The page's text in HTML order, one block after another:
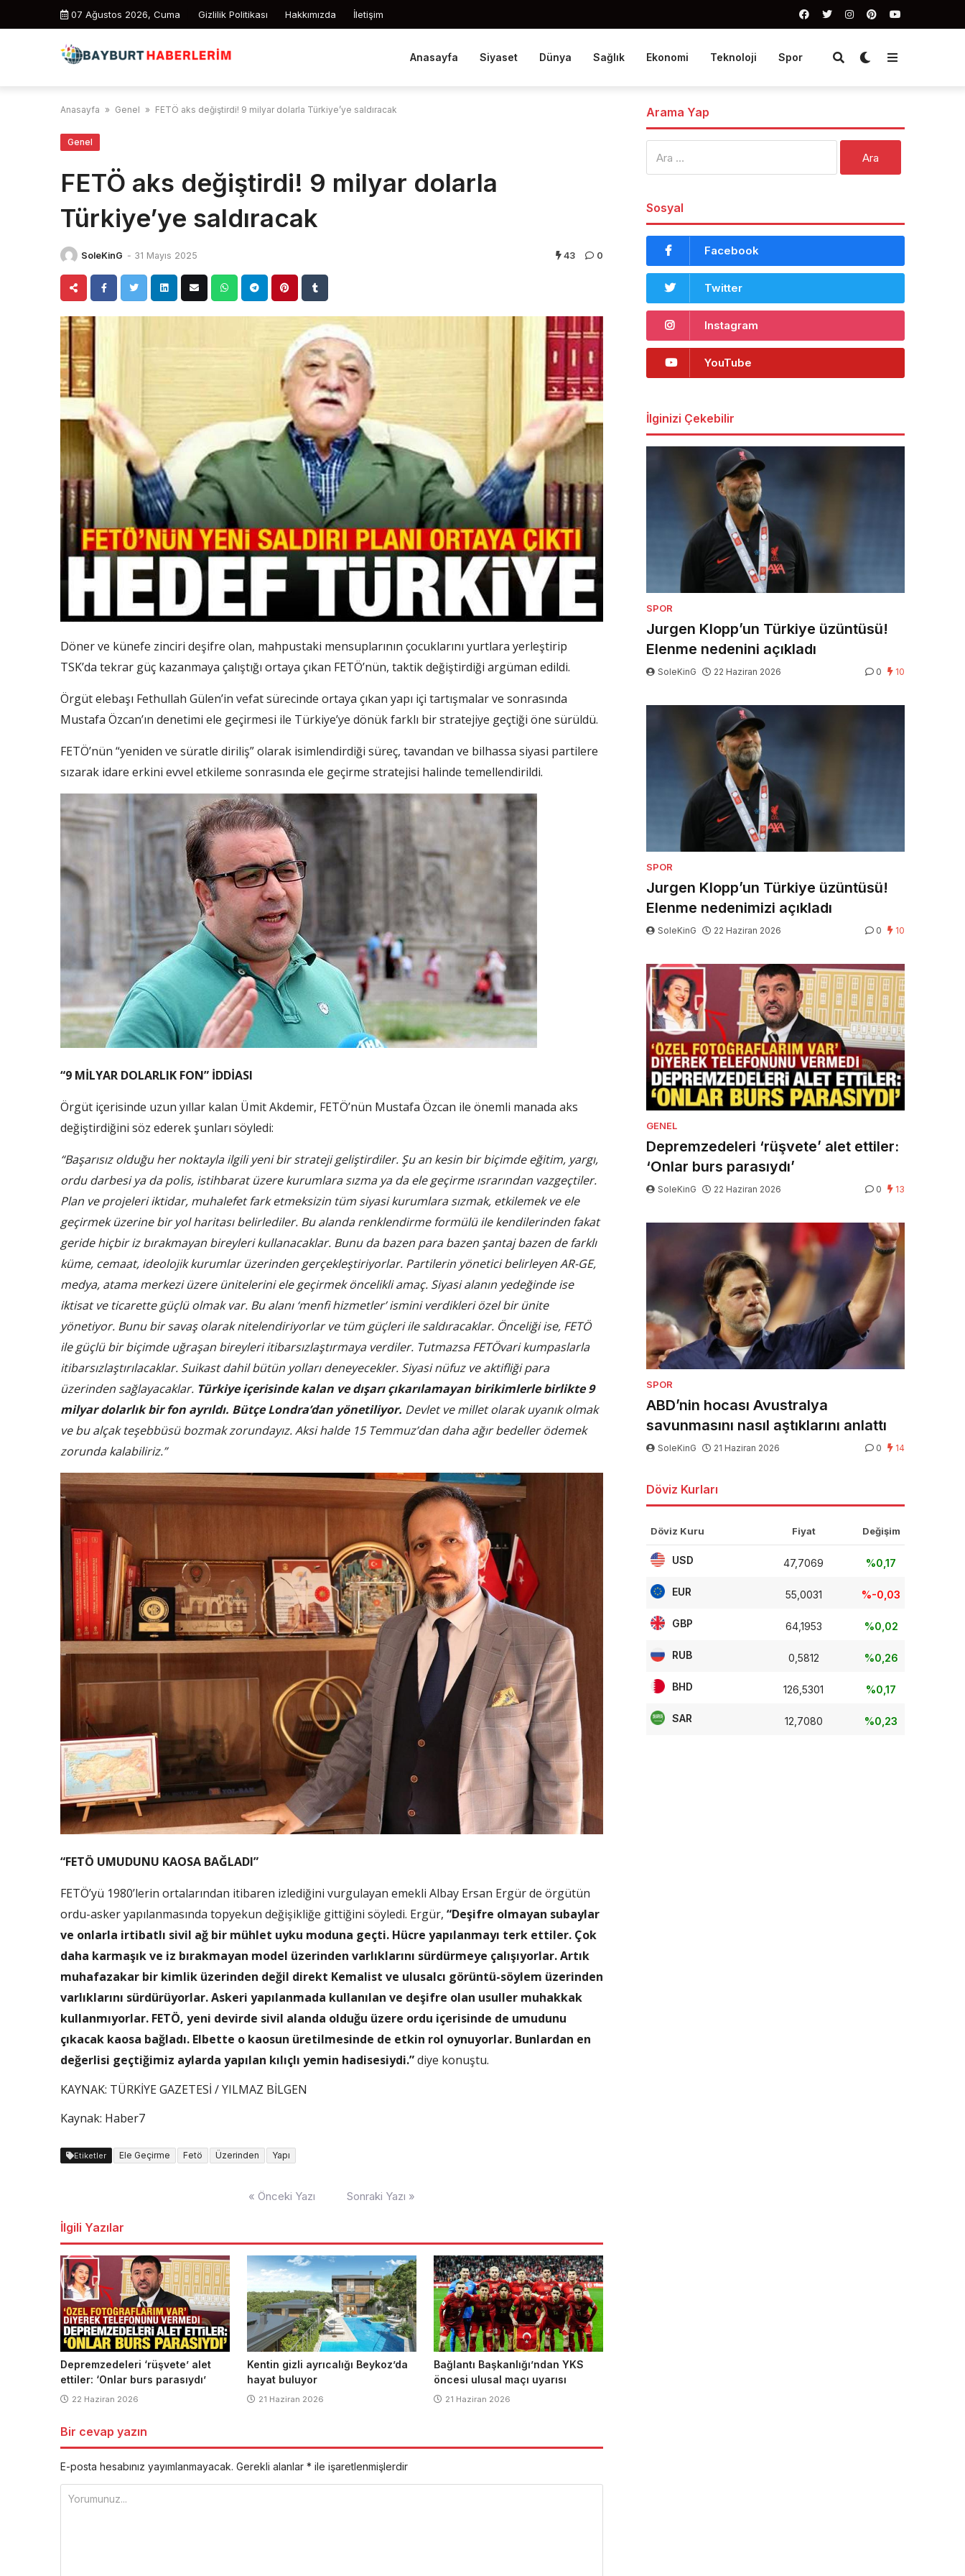
07 Ağustos 2026, Cuma Gizlilik Politikası Hakkımızda İletişim
Anasayfa Siyaset Dünya Sağlık Ekonomi Teknoloji Spor
Anasayfa » Genel » FETÖ aks değiştirdi! 9 milyar dolarla Türkiye’ye saldıracak
Genel
FETÖ aks değiştirdi! 9 milyar dolarla
Türkiye’ye saldıracak
SoleKinG - 31 Mayıs 2025 43 0
Döner ve künefe zinciri deşifre olan, mahpustaki mensuplarının çocuklarını yurtlara yerleştirip
TSK’da tekrar güç kazanmaya çalıştığı ortaya çıkan FETÖ’nün, taktik değiştirdiği argüman edildi.
Örgüt elebaşı Fethullah Gülen’in vefat sürecinde ortaya çıkan yapı içi tartışmalar ve sonrasında
Mustafa Özcan’ın denetimi ele geçirmesi ile Türkiye’ye dönük farklı bir stratejiye geçtiği öne sürüldü.
FETÖ’nün “yeniden ve süratle diriliş” olarak isimlendirdiği süreç, tavandan ve bilhassa siyasi partilere
sızarak idare erkini evvel etkileme sonrasında ele geçirme stratejisi halinde temellendirildi.
“9 MİLYAR DOLARLIK FON” İDDİASI
Örgüt içerisinde uzun yıllar kalan Ümit Akdemir, FETÖ’nün Mustafa Özcan ile önemli manada aks
değiştirdiğini söz ederek şunları söyledi:
“Başarısız olduğu her noktayla ilgili yeni bir strateji geliştirdiler. Şu an kesin bir biçimde eğitim, yargı,
ordu darbesi ya da polis, istihbarat üzere kurumlara sızma ya da ele geçirme ısrarından vazgeçtiler.
Plan ve projeleri iktidar, muhalefet fark etmeksizin tüm siyasi kurumlara sızmak, etkilemek ve ele
geçirmek üzerine bir yol haritası belirlediler. Bu alanda renklendirme formülü ile kendilerinden fakat
geride hiçbir iz bırakmayan bireyleri kullanacaklar. Bunu da bazen para bazen şantaj bazen de farklı
küme, cemaat, ideolojik kurumlar üzerinden gerçekleştiriyorlar. Partilerin yönetici belirleyen AR-GE,
medya, atama merkezi üzere ünitelerini ele geçirmek öncelikli amaç. Siyasi alanın yedeğinde ise
iktisat ve ticarette güçlü olmak var. Bu alanı ‘menfi hizmetler’ ismini verdikleri özel bir ünite
yönetiyor. Bunu bir savaş olarak nitelendiriyorlar ve tüm güçleri ile saldıracaklar. Önceliği ise, FETÖ
ile güçlü bir biçimde uğraşan bireyleri itibarsızlaştırmaya verdiler. Tutmazsa FETÖvari kumpaslarla
itibarsızlaştırılacaklar. Suikast dahil bütün yolları deneyecekler. Siyasi nüfuz ve aktifliği para
üzerinden sağlayacaklar. Türkiye içerisinde kalan ve dışarı çıkarılamayan birikimlerle birlikte 9
milyar dolarlık bir fon ayrıldı. Bütçe Londra’dan yönetiliyor. Devlet ve millet olarak uyanık olmak
ve bu alçak teşebbüsü bozmak zorundayız. Aksi halde 15 Temmuz’dan daha ağır bedeller ödemek
zorunda kalabiliriz.”
“FETÖ UMUDUNU KAOSA BAĞLADI”
FETÖ’yü 1980’lerin ortalarından itibaren izlediğini vurgulayan emekli Albay Ersan Ergür de örgütün
ordu-asker yapılanmasında topyekun değişikliğe gittiğini söyledi. Ergür, “Deşifre olmayan subaylar
ve onlarla irtibatlı sivil ağ bir mühlet uyku moduna geçti. Hücre yapılanmayı terk ettiler. Çok
daha karmaşık ve iz bırakmayan model üzerinden varlıklarını sürdürmeye çalışıyorlar. Artık
muhafazakar bir kimlik üzerinden değil direkt Kemalist ve ulusalcı görüntü-söylem üzerinden
varlıklarını sürdürüyorlar. Askeri yapılanmada kullanılan ve deşifre olan usuller muhakkak
kullanmıyorlar. FETÖ, yeni devirde sivil alanda olduğu üzere ordu içerisinde de umudunu
çıkacak kaosa bağladı. Elbette o kaosun üretilmesinde de etkin rol oynuyorlar. Bunlardan en
değerlisi geçtiğimiz aylarda yapılan kılıçlı yemin hadisesiydi.”diye konuştu.
KAYNAK: TÜRKİYE GAZETESİ / YILMAZ BİLGEN
Kaynak: Haber7
Etiketler Ele Geçirme Fetö Üzerinden Yapı
« Önceki Yazı Sonraki Yazı »
İlgili Yazılar
Depremzedeleri ‘rüşvete’ alet
ettiler: ‘Onlar burs parasıydı’
22 Haziran 2026
Kentin gizli ayrıcalığı Beykoz’da
hayat buluyor
21 Haziran 2026
Bağlantı Başkanlığı’ndan YKS
öncesi ulusal maçı uyarısı
21 Haziran 2026
Bir cevap yazın
E-posta hesabınız yayımlanmayacak. Gerekli alanlar * ile işaretlenmişlerdir
Arama Yap
Sosyal
Facebook
Twitter
Instagram
YouTube
İlginizi Çekebilir
SPOR
Jurgen Klopp’un Türkiye üzüntüsü!
Elenme nedenini açıkladı
SoleKinG 22 Haziran 2026 0 10
SPOR
Jurgen Klopp’un Türkiye üzüntüsü!
Elenme nedenimizi açıkladı
SoleKinG 22 Haziran 2026 0 10
GENEL
Depremzedeleri ‘rüşvete’ alet ettiler:
‘Onlar burs parasıydı’
SoleKinG 22 Haziran 2026 0 13
SPOR
ABD’nin hocası Avustralya
savunmasını nasıl aştıklarını anlattı
SoleKinG 21 Haziran 2026 0 14
Döviz Kurları
Döviz Kuru Fiyat Değişim
USD 47,7069 %0,17
EUR 55,0031 %-0,03
GBP 64,1953 %0,02
RUB 0,5812 %0,26
BHD 126,5301 %0,17
SAR 12,7080 %0,23